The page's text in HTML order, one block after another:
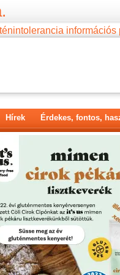
információs
Hírek Érdekes, fontos,